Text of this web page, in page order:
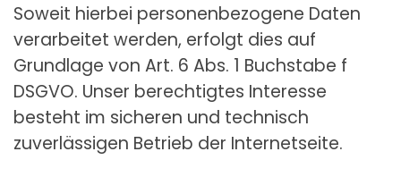
Soweit hierbei personenbezogene Daten
verarbeitet werden, erfolgt dies auf
Grundlage von Art. 6 Abs. 1 Buchstabe f
DSGVO. Unser berechtigtes Interesse
besteht im sicheren und technisch
zuverlässigen Betrieb der Internetseite.